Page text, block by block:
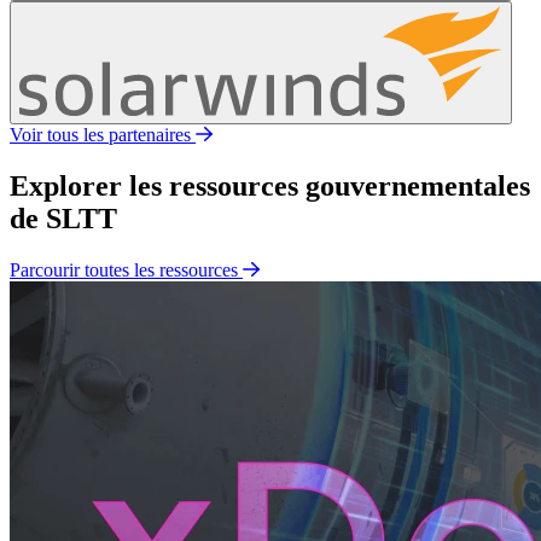
Voir tous les partenaires
Explorer les ressources gouvernementales
de SLTT
Parcourir toutes les ressources